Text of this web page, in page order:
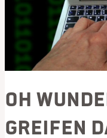
Oh
greifen